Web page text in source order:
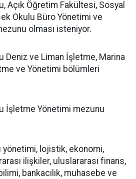
Açık Öğretim Fakültesi, Sosyal
Okulu Büro Yönetimi ve
olması isteniyor.
Deniz ve Liman İşletme, Marina
ve Yönetimi bölümleri
İşletme Yönetimi mezunu
yönetimi, lojistik, ekonomi,
ilişkiler, uluslararası finans,
bankacılık, muhasebe ve